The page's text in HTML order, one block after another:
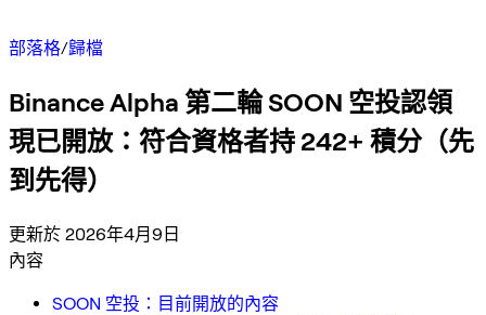
部落格/歸檔
Binance Alpha 第二輪 SOON 空投認領
現已開放：符合資格者持 242+ 積分（先
到先得）
更新於 2026年4月9日
內容
SOON 空投：目前開放的內容